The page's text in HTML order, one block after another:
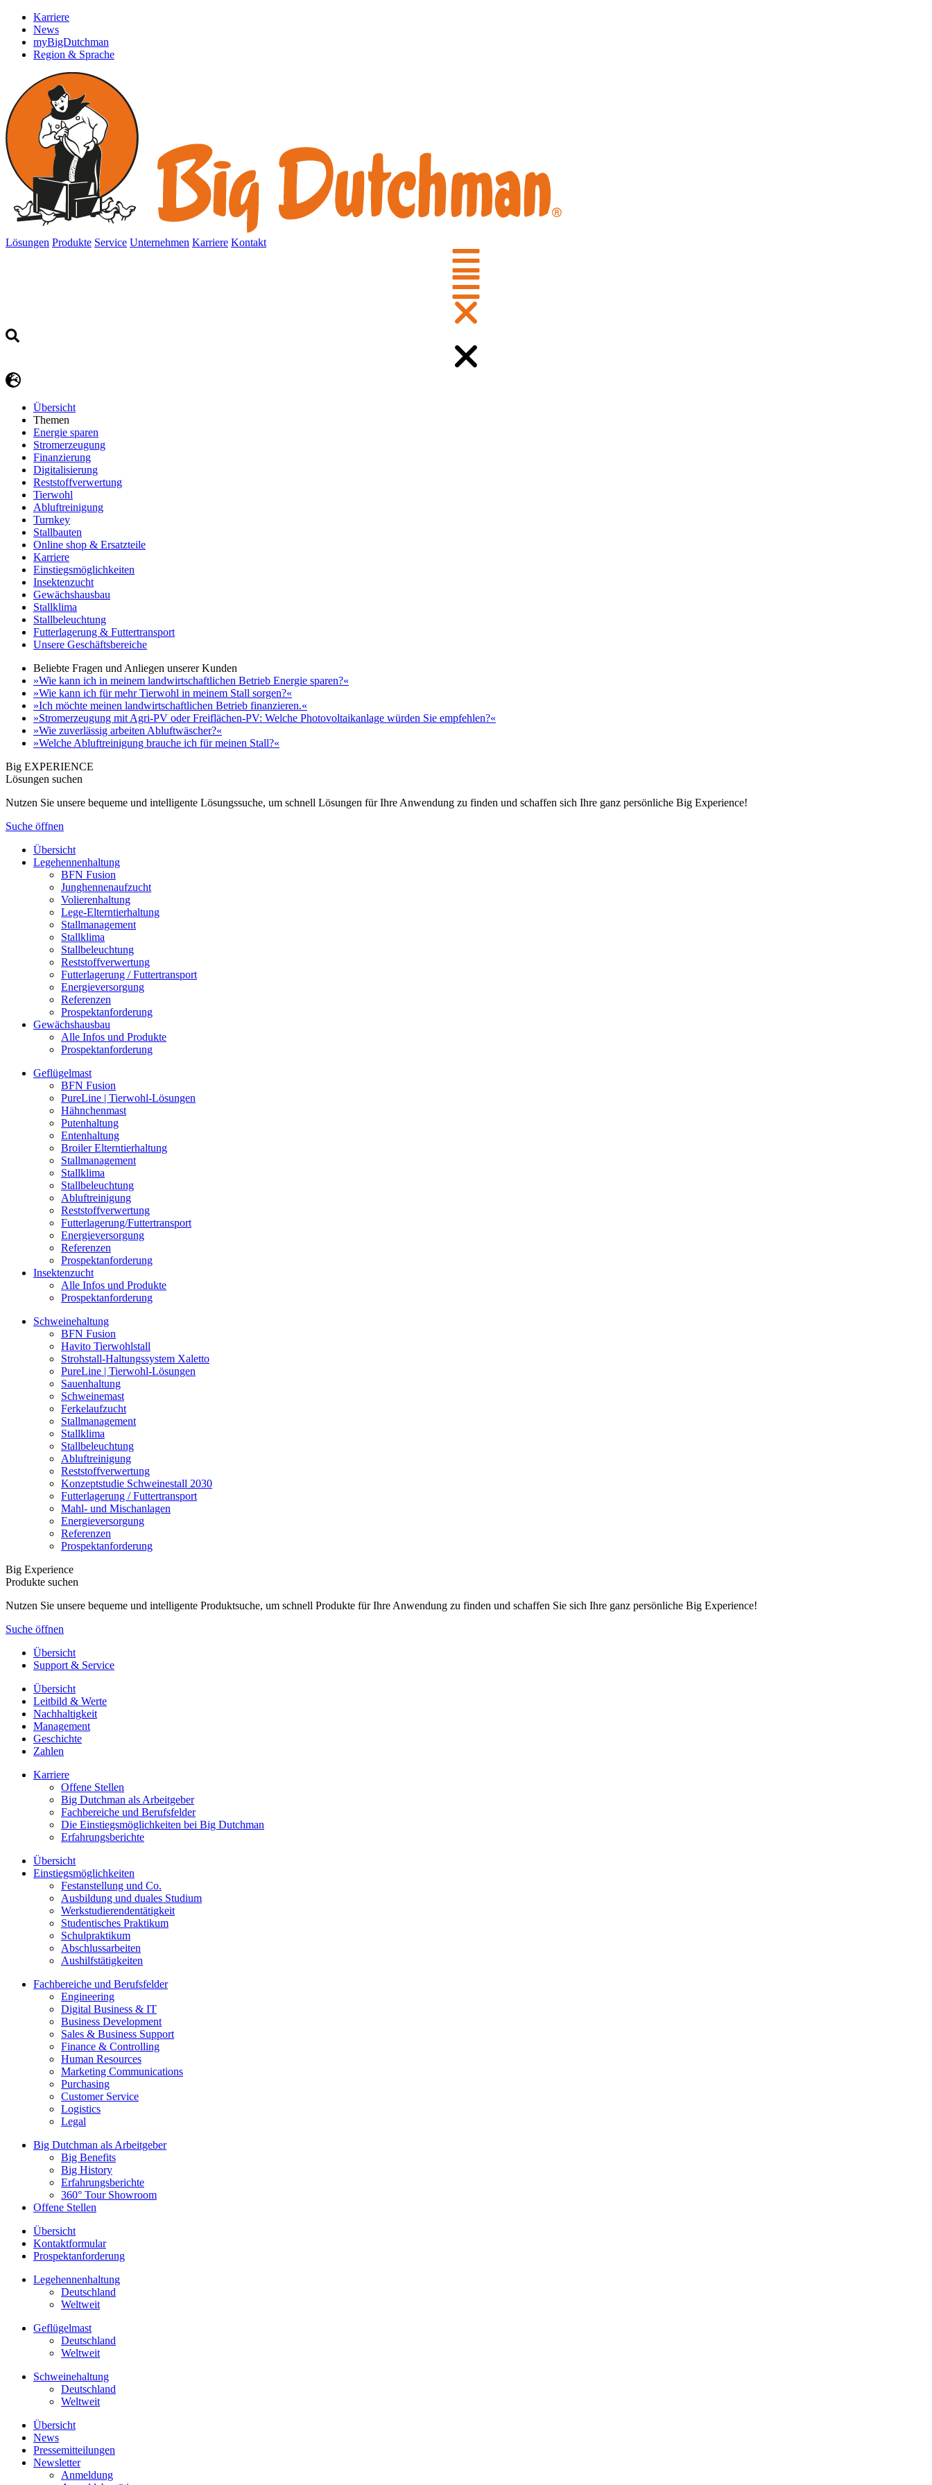
Karriere
News
myBigDutchman
Region & Sprache
Lösungen Produkte Service Unternehmen Karriere Kontakt
Übersicht
Themen
Energie sparen
Stromerzeugung
Finanzierung
Digitalisierung
Reststoffverwertung
Tierwohl
Abluftreinigung
Turnkey
Stallbauten
Online shop & Ersatzteile
Karriere
Einstiegsmöglichkeiten
Insektenzucht
Gewächshausbau
Stallklima
Stallbeleuchtung
Futterlagerung & Futtertransport
Unsere Geschäftsbereiche
Beliebte Fragen und Anliegen unserer Kunden
»Wie kann ich in meinem landwirtschaftlichen Betrieb Energie sparen?«
»Wie kann ich für mehr Tierwohl in meinem Stall sorgen?«
»Ich möchte meinen landwirtschaftlichen Betrieb finanzieren.«
»Stromerzeugung mit Agri-PV oder Freiflächen-PV: Welche Photovoltaikanlage würden Sie empfehlen?«
»Wie zuverlässig arbeiten Abluftwäscher?«
»Welche Abluftreinigung brauche ich für meinen Stall?«
Big EXPERIENCE
Lösungen suchen
Nutzen Sie unsere bequeme und intelligente Lösungssuche, um schnell Lösungen für Ihre Anwendung zu finden und schaffen sich Ihre ganz persönliche Big Experience!
Suche öffnen
Übersicht
Legehennenhaltung
BFN Fusion
Junghennenaufzucht
Volierenhaltung
Lege-Elterntierhaltung
Stallmanagement
Stallklima
Stallbeleuchtung
Reststoffverwertung
Futterlagerung / Futtertransport
Energieversorgung
Referenzen
Prospektanforderung
Gewächshausbau
Alle Infos und Produkte
Prospektanforderung
Geflügelmast
BFN Fusion
PureLine | Tierwohl-Lösungen
Hähnchenmast
Putenhaltung
Entenhaltung
Broiler Elterntierhaltung
Stallmanagement
Stallklima
Stallbeleuchtung
Abluftreinigung
Reststoffverwertung
Futterlagerung/Futtertransport
Energieversorgung
Referenzen
Prospektanforderung
Insektenzucht
Alle Infos und Produkte
Prospektanforderung
Schweinehaltung
BFN Fusion
Havito Tierwohlstall
Strohstall-Haltungssystem Xaletto
PureLine | Tierwohl-Lösungen
Sauenhaltung
Schweinemast
Ferkelaufzucht
Stallmanagement
Stallklima
Stallbeleuchtung
Abluftreinigung
Reststoffverwertung
Konzeptstudie Schweinestall 2030
Futterlagerung / Futtertransport
Mahl- und Mischanlagen
Energieversorgung
Referenzen
Prospektanforderung
Big Experience
Produkte suchen
Nutzen Sie unsere bequeme und intelligente Produktsuche, um schnell Produkte für Ihre Anwendung zu finden und schaffen Sie sich Ihre ganz persönliche Big Experience!
Suche öffnen
Übersicht
Support & Service
Übersicht
Leitbild & Werte
Nachhaltigkeit
Management
Geschichte
Zahlen
Karriere
Offene Stellen
Big Dutchman als Arbeitgeber
Fachbereiche und Berufsfelder
Die Einstiegsmöglichkeiten bei Big Dutchman
Erfahrungsberichte
Übersicht
Einstiegsmöglichkeiten
Festanstellung und Co.
Ausbildung und duales Studium
Werkstudierendentätigkeit
Studentisches Praktikum
Schulpraktikum
Abschlussarbeiten
Aushilfstätigkeiten
Fachbereiche und Berufsfelder
Engineering
Digital Business & IT
Business Development
Sales & Business Support
Finance & Controlling
Human Resources
Marketing Communications
Purchasing
Customer Service
Logistics
Legal
Big Dutchman als Arbeitgeber
Big Benefits
Big History
Erfahrungsberichte
360° Tour Showroom
Offene Stellen
Übersicht
Kontaktformular
Prospektanforderung
Legehennenhaltung
Deutschland
Weltweit
Geflügelmast
Deutschland
Weltweit
Schweinehaltung
Deutschland
Weltweit
Übersicht
News
Pressemitteilungen
Newsletter
Anmeldung